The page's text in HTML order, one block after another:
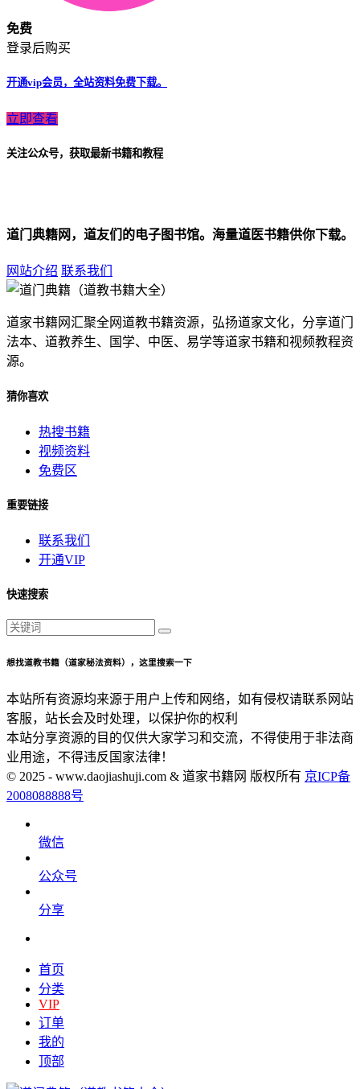
免费
登录后购买
开通vip会员，全站资料免费下载。
立即查看
关注公众号，获取最新书籍和教程
道门典籍网，道友们的电子图书馆。海量道医书籍供你下载。
网站介绍 联系我们
道家书籍网汇聚全网道教书籍资源，弘扬道家文化，分享道门
法本、道教养生、国学、中医、易学等道家书籍和视频教程资
源。
猜你喜欢
热搜书籍
视频资料
免费区
重要链接
联系我们
开通VIP
快速搜索
想找道教书籍（道家秘法资料），这里搜索一下
本站所有资源均来源于用户上传和网络，如有侵权请联系网站
客服，站长会及时处理，以保护你的权利
本站分享资源的目的仅供大家学习和交流，不得使用于非法商
业用途，不得违反国家法律！
© 2025 - www.daojiashuji.com & 道家书籍网 版权所有 京ICP备
2008088888号
微信
公众号
分享
首页
分类
VIP
订单
我的
顶部